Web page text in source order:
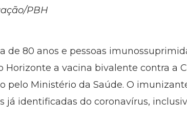
PBH
de 80 anos e pessoas
Horizonte a vacina bivalente contra a
pelo Ministério da Saúde. O
já identificadas do coronavírus,